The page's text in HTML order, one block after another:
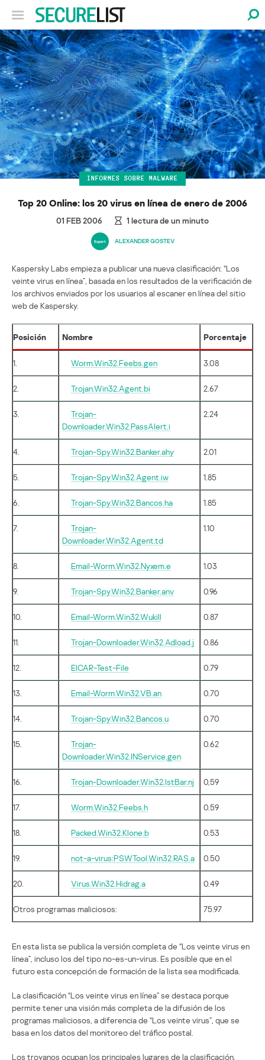
INFORMES SOBRE MALWARE
Top 20 Online: los 20 virus en línea de enero de 2006
01 FEB 2006 1 lectura de un minuto
ALEXANDER GOSTEV
Kaspersky Labs empieza a publicar una nueva clasificación: “Los
veinte virus en línea”, basada en los resultados de la verificación de
los archivos enviados por los usuarios al escaner en línea del sitio
web de Kaspersky.
Posición Nombre Porcentaje
1. Worm.Win32.Feebs.gen 3.08
2. Trojan.Win32.Agent.bi 2.67
3.
Trojan-
Downloader.Win32.PassAlert.i
2.24
4. Trojan-Spy.Win32.Banker.ahy 2.01
5. Trojan-Spy.Win32.Agent.iw 1.85
6. Trojan-Spy.Win32.Bancos.ha 1.85
7.
Trojan-
Downloader.Win32.Agent.td
1.10
8. Email-Worm.Win32.Nyxem.e 1.03
9. Trojan-Spy.Win32.Banker.anv 0.96
10. Email-Worm.Win32.Wukill 0.87
11. Trojan-Downloader.Win32.Adload.j 0.86
12. EICAR-Test-File 0.79
13. Email-Worm.Win32.VB.an 0.70
14. Trojan-Spy.Win32.Bancos.u 0.70
15.
Trojan-
Downloader.Win32.INService.gen
0.62
16. Trojan-Downloader.Win32.IstBar.nj 0,59
17. Worm.Win32.Feebs.h 0.59
18. Packed.Win32.Klone.b 0.53
19. not-a-virus:PSWTool.Win32.RAS.a 0.50
20. Virus.Win32.Hidrag.a 0.49
Otros programas maliciosos: 75.97
En esta lista se publica la versión completa de “Los veinte virus en
línea”, incluso los del tipo no-es-un-virus. Es posible que en el
futuro esta concepción de formación de la lista sea modificada.
La clasificación “Los veinte virus en línea” se destaca porque
permite tener una visión más completa de la difusión de los
programas maliciosos, a diferencia de “Los veinte virus”, que se
basa en los datos del monitoreo del tráfico postal.
Los troyanos ocupan los principales lugares de la clasificación,